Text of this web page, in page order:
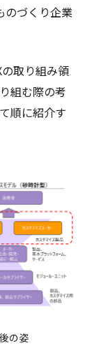
のづくり企業
取り組み領
組む際の考
順に紹介す
の姿